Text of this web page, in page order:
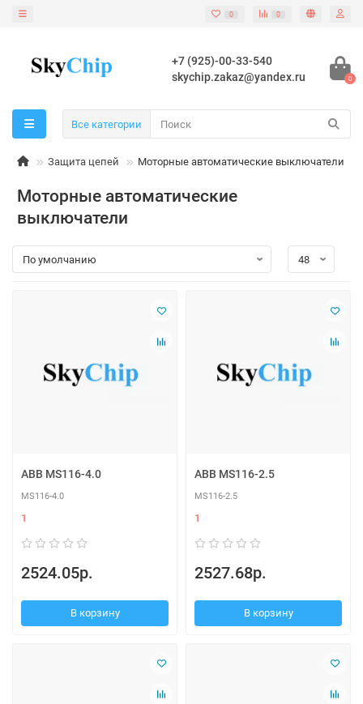
0 0
+7 (925)-00-33-540
skychip.zakaz@yandex.ru
0
Все категории
Защита цепей Моторные автоматические выключатели
Моторные автоматические
выключатели
ABB MS116-4.0
MS116-4.0
1
2524.05р.
В корзину
ABB MS116-2.5
MS116-2.5
1
2527.68р.
В корзину